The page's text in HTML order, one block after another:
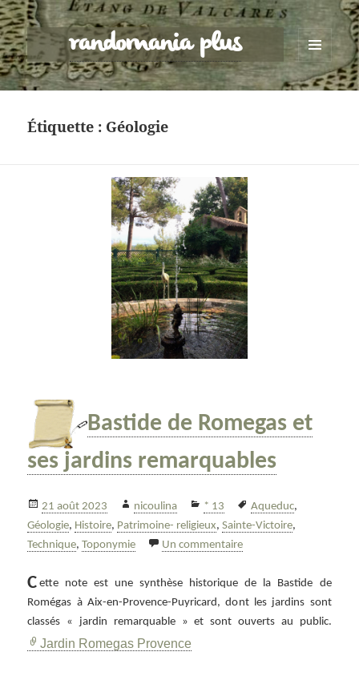
randomania plus
MENU
ET
WIDGETS
Étiquette : Géologie
Bastide de Romegas et
ses jardins remarquables
Publié
le
21 août 2023 Auteur
nicoulina Catégories
* 13
Mots-
clés
Aqueduc,
Géologie, Histoire, Patrimoine- religieux,Sainte-Victoire,
Technique,Toponymie Un commentairesur Bastide de
C ette note est une synthèse historique de la Bastide de
Romégas à Aix-en-Provence-Puyricard, dont les jardins sont
classés « jardin remarquable » et sont ouverts au public.
Jardin Romegas Provence